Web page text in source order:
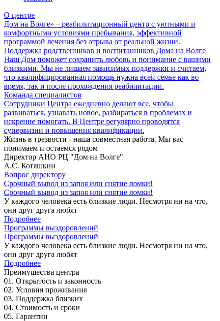
О центре
Дом на Волге» – реабилитационный центр с уютными и
комфортными условиями пребывания, эффективной
программой лечения без отрыва от реальной жизни.
Поддержка родственников и воспитанников Дома на Волге
Наш Дом поможет сохранить любовь и понимание с вашими
близкими. Мы не лишаем зависимых поддержки и считаем,
что квалифицированная помощь нужна всей семье как во
время, так и после прохождения реабилитации.
Команда специалистов
Сотрудники Центра ежедневно делают все, чтобы
развиваться, узнавать новое, разбираться в проблемах и
искренне помогать. В Центре регулярно проводятся
супервизии и повышения квалификации.
Жизнь в трезвости - наша совместная работа. Мы вас
понимаем и остаемся рядом
Директор АНО РЦ "Дом на Волге"
А.С. Котяшкин
Вопрос директору
Срочный вывод из запоя или снятие ломки!
Срочный вывод из запоя или снятие ломки!
У каждого человека есть близкие люди. Несмотря ни на что,
они друг друга любят
Подробнее
Программы выздоровлений
Программы выздоровлений
У каждого человека есть близкие люди. Несмотря ни на что,
они друг друга любят
Подробнее
Преимущества центра
01. Открытость и законность
02. Условия проживания
03. Поддержка близких
04. Стоимость и сроки
05. Гарантии